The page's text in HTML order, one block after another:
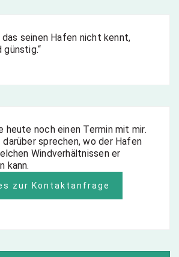
das seinen Hafen nicht kennt,
günstig.“
heute noch einen Termin mit mir.
darüber sprechen, wo der Hafen
Windverhältnissen er
kann.
zur Kontaktanfrage